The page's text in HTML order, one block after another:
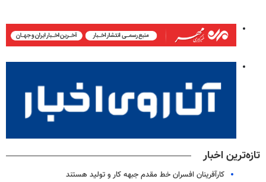
تازه‌ترین اخبار
کارآفرینان افسران خط مقدم جبهه کار و تولید هستند